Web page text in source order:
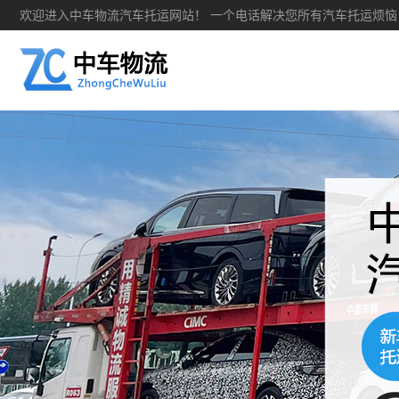
欢迎进入中车物流汽车托运网站！ 一个电话解决您所有汽车托运烦